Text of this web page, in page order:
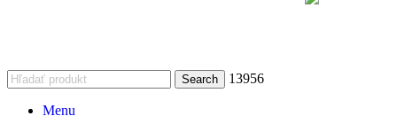
Search 13956
Menu